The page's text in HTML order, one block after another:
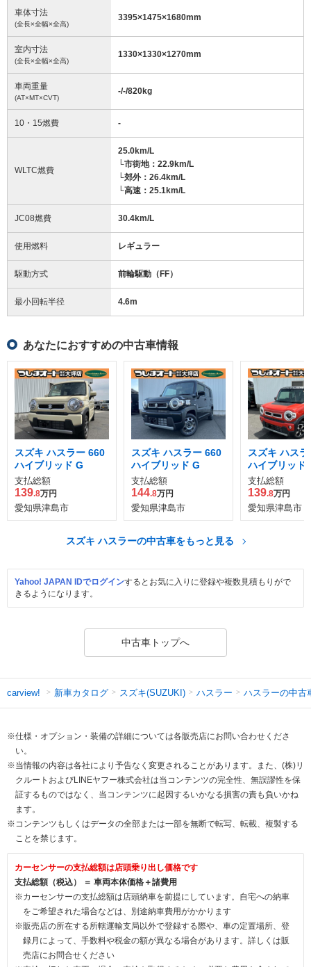
車体寸法
(全長×全幅×全高)
3395×1475×1680mm
室内寸法
(全長×全幅×全高)
1330×1330×1270mm
車両重量
(AT×MT×CVT)
-/-/820kg
10・15燃費 -
WLTC燃費
25.0km/L
└市街地：22.9km/L
└郊外：26.4km/L
└高速：25.1km/L
JC08燃費 30.4km/L
使用燃料 レギュラー
駆動方式 前輪駆動（FF）
最小回転半径 4.6m
あなたにおすすめの中古車情報
スズキ ハスラー 660
ハイブリッド G
支払総額
139.8万円
愛知県津島市
スズキ ハスラー 660
ハイブリッド G
支払総額
144.8万円
愛知県津島市
スズキ ハス
ハイブリッド
支払総額
139.8万円
愛知県津島市
スズキ ハスラーの中古車をもっと見る
Yahoo! JAPAN IDでログインするとお気に入りに登録や複数見積もりがで
きるようになります。
中古車トップへ
carview! 新車カタログ スズキ(SUZUKI) ハスラー ハスラーの中古
※仕様・オプション・装備の詳細については各販売店にお問い合わせくださ
い。
※当情報の内容は各社により予告なく変更されることがあります。また、(株)リ
クルートおよびLINEヤフー株式会社は当コンテンツの完全性、無誤謬性を保
証するものではなく、当コンテンツに起因するいかなる損害の責も負いかね
ます。
※コンテンツもしくはデータの全部または一部を無断で転写、転載、複製する
ことを禁じます。
カーセンサーの支払総額は店頭乗り出し価格です
支払総額（税込） ＝ 車両本体価格＋諸費用
※カーセンサーの支払総額は店頭納車を前提にしています。自宅への納車
をご希望された場合などは、別途納車費用がかかります
※販売店の所在する所轄運輸支局以外で登録する際や、車の定置場所、登
録月によって、手数料や税金の額が異なる場合があります。詳しくは販
売店にお問合せください